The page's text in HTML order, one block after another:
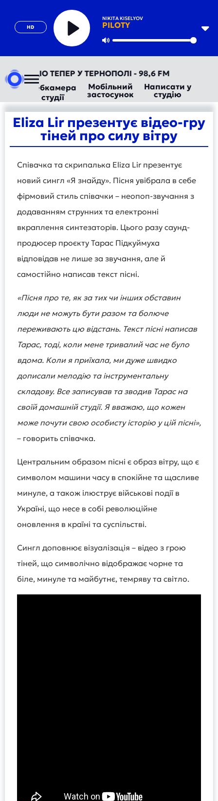
HD
NIKITA KISELYOV
PILOTY
Play
ТЕПЕР У ТЕРНОПОЛІ - 98,6 FM
Вебкамера
студії
Мобільний
застосунок
Написати у
студію
Eliza Lir презентує відео-гру
тіней про силу вітру
Співачка та скрипалька Eliza Lir презентує
новий сингл «Я знайду». Пісня увібрала в себе
фірмовий стиль співачки – неопоп-звучання з
додаванням струнних та електронні
вкраплення синтезаторів. Цього разу саунд-
продюсер проєкту Тарас Підкуймуха
відповідав не лише за звучання, але й
самостійно написав текст пісні.
«Пісня про те, як за тих чи інших обставин
люди не можуть бути разом та болюче
переживають цю відстань. Текст пісні написав
Тарас, тоді, коли мене тривалий час не було
вдома. Коли я приїхала, ми дуже швидко
дописали мелодію та інструментальну
складову. Все записував та зводив Тарас на
своїй домашній студії. Я вважаю, що кожен
може почути свою особисту історію у цій пісні»,
– говорить співачка.
Центральним образом пісні є образ вітру, що є
символом машини часу в спокійне та щасливе
минуле, а також ілюструє військові події в
Україні, що несе в собі революційне
оновлення в країні та суспільстві.
Сингл доповнює візуалізація – відео з грою
тіней, що символічно відображає чорне та
біле, минуле та майбутнє, темряву та світло.